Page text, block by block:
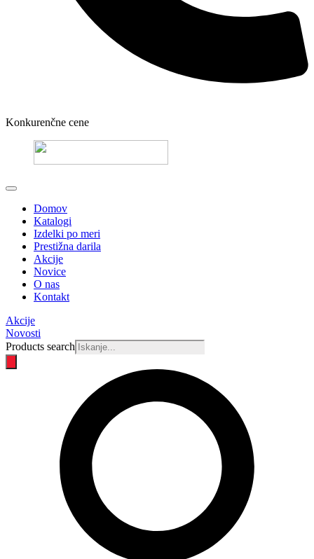
Konkurenčne cene
Domov
Katalogi
Izdelki po meri
Prestižna darila
Akcije
Novice
O nas
Kontakt
Akcije
Novosti
Products search